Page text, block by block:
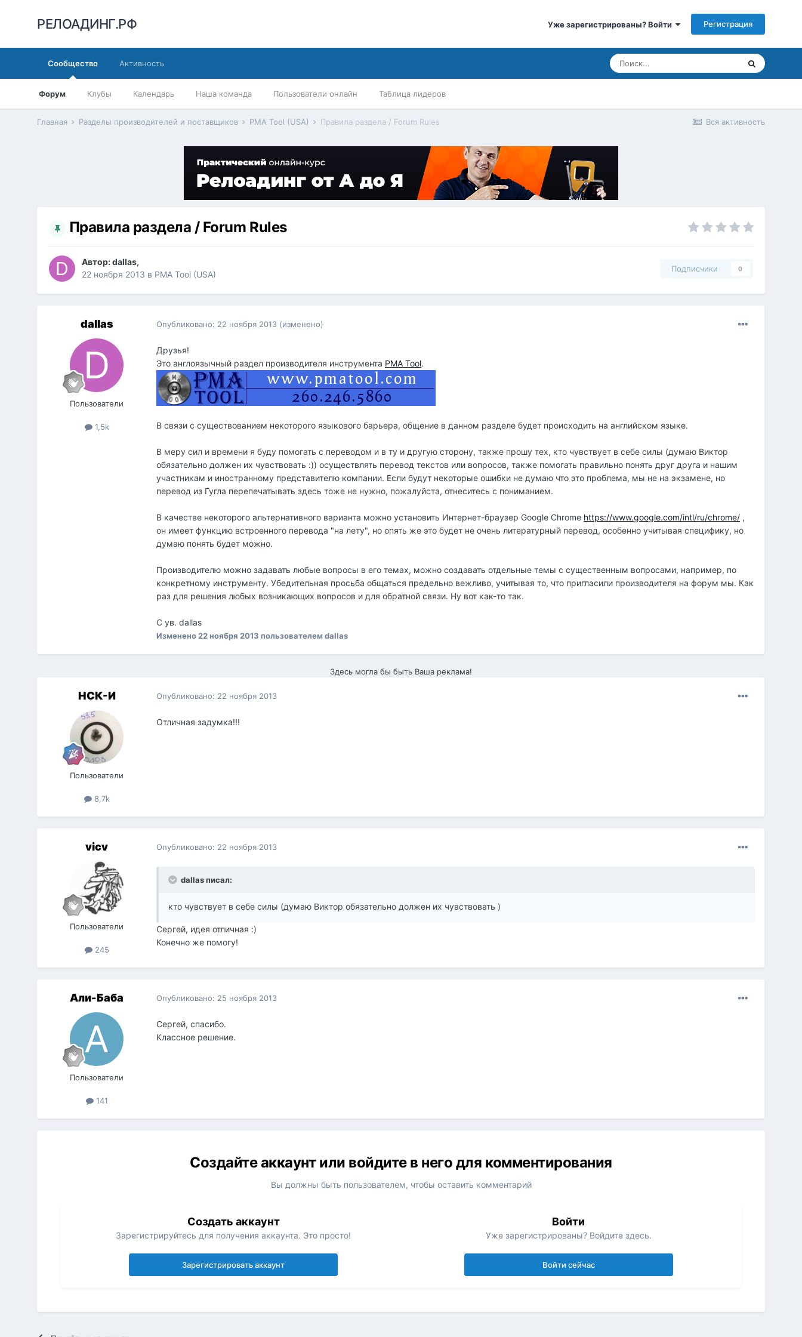
РЕЛОАДИНГ.РФ Уже зарегистрированы? Войти Регистрация
Сообщество
Форум Клубы Календарь Наша команда Пользователи онлайн Таблица лидеров
Активность
Вся активность
Главная Разделы производителей и поставщиков PMA Tool (USA) Правила раздела / Forum Rules
Правила раздела / Forum Rules
Автор:dаllаs,
22 ноября 2013 в PMA Tool (USA)
Подписчики 0
dаllаs
Пользователи
1,5k
Опубликовано: 22 ноября 2013 (изменено)
Друзья!
Это англоязычный раздел производителя инструмента PMA Tool.
В связи с существованием некоторого языкового барьера, общение в данном разделе будет происходить на английском языке.
В меру сил и времени я буду помогать с переводом и в ту и другую сторону, также прошу тех, кто чувствует в себе силы (думаю Виктор
обязательно должен их чувствовать :)) осуществлять перевод текстов или вопросов, также помогать правильно понять друг друга и нашим
участникам и иностранному представителю компании. Если будут некоторые ошибки не думаю что это проблема, мы не на экзамене, но
перевод из Гугла перепечатывать здесь тоже не нужно, пожалуйста, отнеситесь с пониманием.
В качестве некоторого альтернативного варианта можно установить Интернет-браузер Google Chrome https://www.google.com/intl/ru/chrome/ ,
он имеет функцию встроенного перевода "на лету", но опять же это будет не очень литературный перевод, особенно учитывая специфику, но
думаю понять будет можно.
Производителю можно задавать любые вопросы в его темах, можно создавать отдельные темы с существенным вопросами, например, по
конкретному инструменту. Убедительная просьба общаться предельно вежливо, учитывая то, что пригласили производителя на форум мы. Как
раз для решения любых возникающих вопросов и для обратной связи. Ну вот как-то так.
С ув. dallas
Изменено 22 ноября 2013 пользователем dаllаs
Здесь могла бы быть Ваша реклама!
НСК-И
Пользователи
8,7k
Опубликовано: 22 ноября 2013
Отличная задумка!!!
vicv
Пользователи
245
Опубликовано: 22 ноября 2013
dallas писал:
кто чувствует в себе силы (думаю Виктор обязательно должен их чувствовать )
Сергей, идея отличная :)
Конечно же помогу!
Али-Баба
Пользователи
141
Опубликовано: 25 ноября 2013
Сергей, спасибо.
Классное решение.
Создайте аккаунт или войдите в него для комментирования
Вы должны быть пользователем, чтобы оставить комментарий
Создать аккаунт
Зарегистрируйтесь для получения аккаунта. Это просто!
Зарегистрировать аккаунт
Войти
Уже зарегистрированы? Войдите здесь.
Войти сейчас